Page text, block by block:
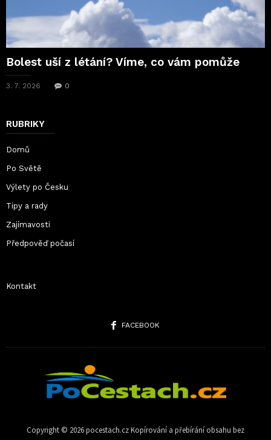
Bolest uší z létání? Víme, co vám pomůže
3. 7. 2026 0
RUBRIKY
Domů
Po Světě
Výlety po Česku
Tipy a rady
Zajímavosti
Předpověď počasí
Kontakt
FACEBOOK
Copyright ©️ 2026 pocestach.cz Kopírování a přebírání obsahu bez